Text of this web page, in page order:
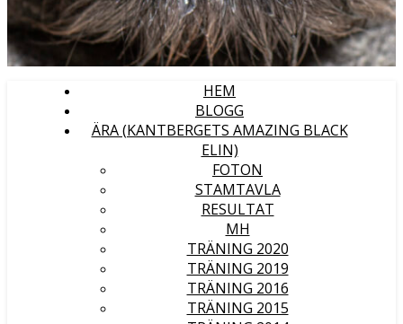
HEM
BLOGG
ÄRA (KANTBERGETS AMAZING BLACK
ELIN)
FOTON
STAMTAVLA
RESULTAT
MH
TRÄNING 2020
TRÄNING 2019
TRÄNING 2016
TRÄNING 2015